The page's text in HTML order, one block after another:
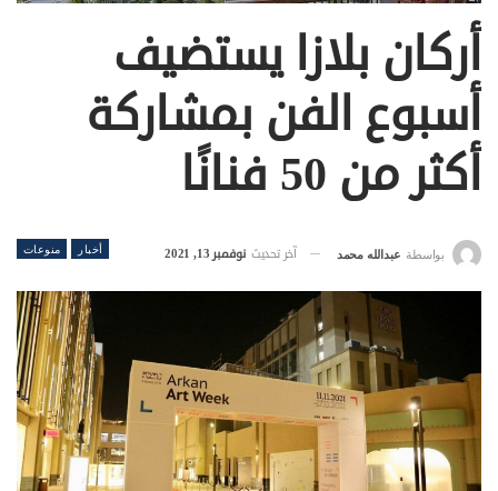
أركان بلازا يستضيف
أسبوع الفن بمشاركة
أكثر من 50 فنانًا
أخبار منوعات بواسطة عبدالله محمد آخر تحديث نوفمبر 13, 2021